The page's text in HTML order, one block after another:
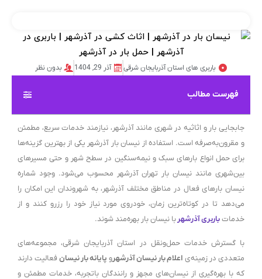
باربری های استان آذربایجان شرقی آذر 29, 1404 بدون نظر
فهرست مطالب
جابجایی بار و اثاثیه در شهری مانند آذرشهر، نیازمند خدمات سریع، مطمئن
و مقرون‌به‌صرفه است. استفاده از نیسان بار آذرشهر یکی از بهترین گزینه‌ها
برای حمل انواع بارهای سبک و نیمه‌سنگین در سطح شهر و حتی مسیرهای
بین‌شهری مانند نیسان بار تهران آذرشهر محسوب می‌شود. وجود شماره
نیسان بارهای فعال در مناطق مختلف آذرشهر، به شهروندان این امکان را
می‌دهد تا در کوتاه‌ترین زمان، خودروی مورد نیاز خود را رزرو کنند و از
خدماتباربری آذرشهر با نیسان بار بهره‌مند شوند.
با گسترش خدمات حمل‌ونقل در استان آذربایجان شرقی، مجموعه‌های
متعددی در زمینه‌ی اعلام بار نیسان آذرشهرو پایانه بار نیسانفعالیت دارند
که با بهره‌گیری از نیسان‌های مجهز و رانندگان باتجربه، خدمات مطمئن و